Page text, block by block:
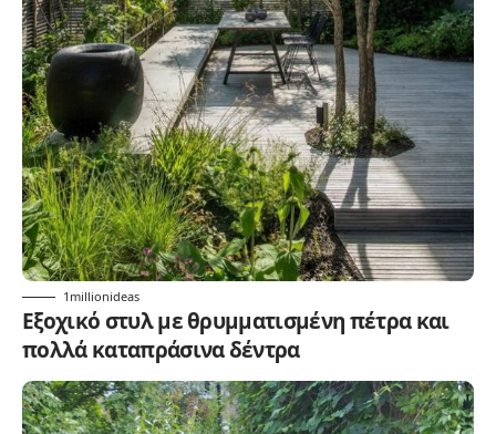
1millionideas
Εξοχικό στυλ με θρυμματισμένη πέτρα και
πολλά καταπράσινα δέντρα